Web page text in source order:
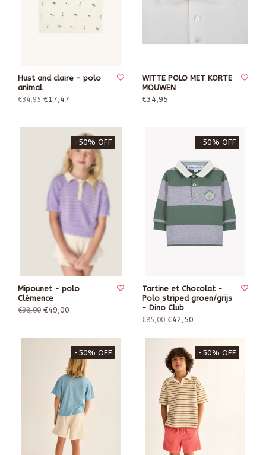
Hust and claire - polo
animal
€34,95 €17,47
WITTE POLO MET KORTE
MOUWEN
€34,95
-50% OFF
Mipounet - polo
Clémence
€98,00 €49,00
-50% OFF
Tartine et Chocolat -
Polo striped groen/grijs
- Dino Club
€85,00 €42,50
-50% OFF -50% OFF